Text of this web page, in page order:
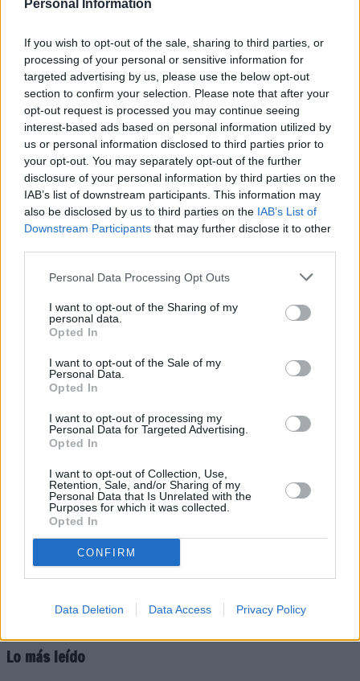
Personal Information
If you wish to opt-out of the sale, sharing to third parties, or
processing of your personal or sensitive information for
targeted advertising by us, please use the below opt-out
section to confirm your selection. Please note that after your
opt-out request is processed you may continue seeing
interest-based ads based on personal information utilized by
us or personal information disclosed to third parties prior to
your opt-out. You may separately opt-out of the further
disclosure of your personal information by third parties on the
IAB’s list of downstream participants. This information may
also be disclosed by us to third parties on the IAB’s List of
Downstream Participants that may further disclose it to other
Personal Data Processing Opt Outs
I want to opt-out of the Sharing of my
personal data.
Opted In
I want to opt-out of the Sale of my
Personal Data.
Opted In
I want to opt-out of processing my
Personal Data for Targeted Advertising.
Opted In
I want to opt-out of Collection, Use,
Retention, Sale, and/or Sharing of my
Personal Data that Is Unrelated with the
Purposes for which it was collected.
Opted In
CONFIRM
Data Deletion Data Access Privacy Policy
todas las mujeres y hombres que han
dado cobijo a su andadura de 25 años.
Escribir un comentario
Nombre
Refescar
JComments
Lo más leído